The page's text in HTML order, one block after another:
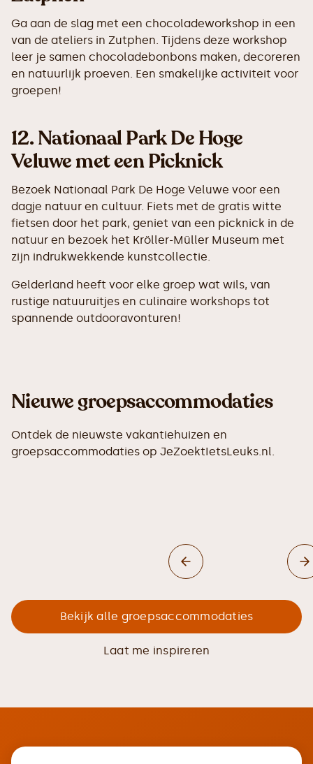
Ga aan de slag met een chocoladeworkshop in een
van de ateliers in Zutphen. Tijdens deze workshop
leer je samen chocoladebonbons maken, decoreren
en natuurlijk proeven. Een smakelijke activiteit voor
groepen!
12.Nationaal Park De Hoge
Veluwe met een Picknick
Bezoek Nationaal Park De Hoge Veluwe voor een
dagje natuur en cultuur. Fiets met de gratis witte
fietsen door het park, geniet van een picknick in de
natuur en bezoek het Kröller-Müller Museum met
zijn indrukwekkende kunstcollectie.
Gelderland heeft voor elke groep wat wils, van
rustige natuuruitjes en culinaire workshops tot
spannende outdooravonturen!
Nieuwe groepsaccommodaties
Ontdek de nieuwste vakantiehuizen en
groepsaccommodaties op JeZoektIetsLeuks.nl.
Bekijk alle groepsaccommodaties
Laat me inspireren